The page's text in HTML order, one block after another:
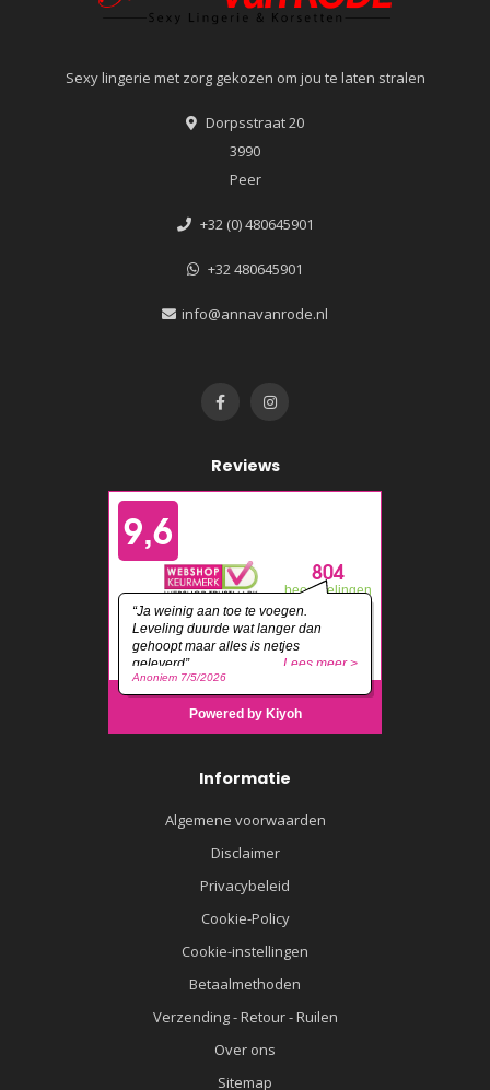
Sexy lingerie met zorg gekozen om jou te laten stralen
Dorpsstraat 20
3990
Peer
+32 (0) 480645901
+32 480645901
info@annavanrode.nl
Reviews
Informatie
Algemene voorwaarden
Disclaimer
Privacybeleid
Cookie-Policy
Cookie-instellingen
Betaalmethoden
Verzending - Retour - Ruilen
Over ons
Sitemap